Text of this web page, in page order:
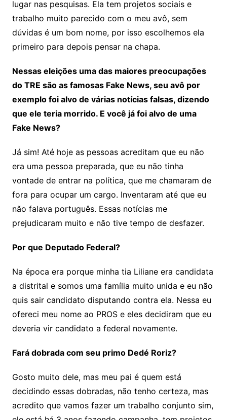
lugar nas pesquisas. Ela tem projetos sociais e
trabalho muito parecido com o meu avô, sem
dúvidas é um bom nome, por isso escolhemos ela
primeiro para depois pensar na chapa.
Nessas eleições uma das maiores preocupações
do TRE são as famosas Fake News, seu avô por
exemplo foi alvo de várias notícias falsas, dizendo
que ele teria morrido. E você já foi alvo de uma
Fake News?
Já sim! Até hoje as pessoas acreditam que eu não
era uma pessoa preparada, que eu não tinha
vontade de entrar na política, que me chamaram de
fora para ocupar um cargo. Inventaram até que eu
não falava português. Essas notícias me
prejudicaram muito e não tive tempo de desfazer.
Por que Deputado Federal?
Na época era porque minha tia Liliane era candidata
a distrital e somos uma família muito unida e eu não
quis sair candidato disputando contra ela. Nessa eu
ofereci meu nome ao PROS e eles decidiram que eu
deveria vir candidato a federal novamente.
Fará dobrada com seu primo Dedé Roriz?
Gosto muito dele, mas meu pai é quem está
decidindo essas dobradas, não tenho certeza, mas
acredito que vamos fazer um trabalho conjunto sim,